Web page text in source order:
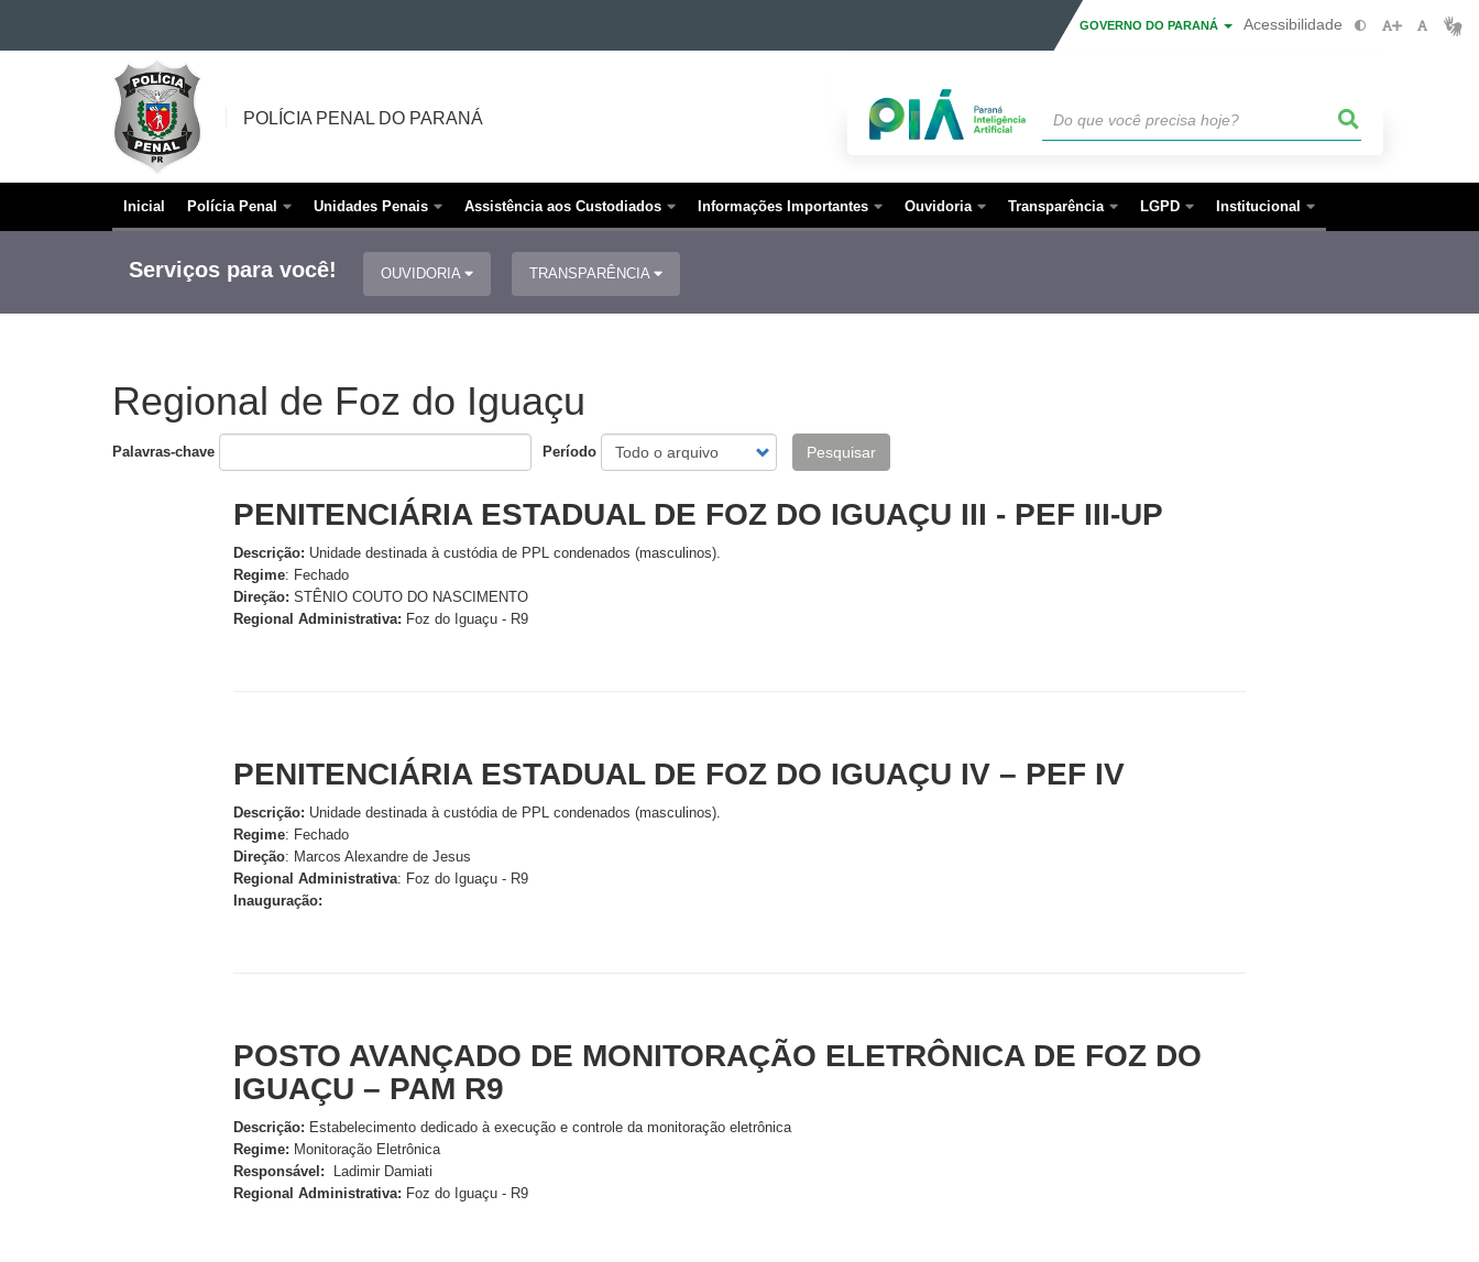
Ir para a navegação
Ir para a busca
GOVERNO DO PARANÁ Acessibilidade
POLÍCIA
PENAL
DO
PARANÁ
POLÍCIA PENAL DO PARANÁ
Navegação
principal
Inicial Polícia Penal Unidades Penais Assistência aos Custodiados Informações Importantes Ouvidoria Transparência LGPD Institucional
Serviços para você! OUVIDORIA TRANSPARÊNCIA
Regional de Foz do Iguaçu
Palavras-chave Período Pesquisar
PENITENCIÁRIA ESTADUAL DE FOZ DO IGUAÇU III - PEF III-UP
Descrição: Unidade destinada à custódia de PPL condenados (masculinos).
Regime: Fechado
Direção: STÊNIO COUTO DO NASCIMENTO
Regional Administrativa: Foz do Iguaçu - R9
PENITENCIÁRIA ESTADUAL DE FOZ DO IGUAÇU IV – PEF IV
Descrição: Unidade destinada à custódia de PPL condenados (masculinos).
Regime: Fechado
Direção: Marcos Alexandre de Jesus
Regional Administrativa: Foz do Iguaçu - R9
Inauguração:
POSTO AVANÇADO DE MONITORAÇÃO ELETRÔNICA DE FOZ DO
IGUAÇU – PAM R9
Descrição: Estabelecimento dedicado à execução e controle da monitoração eletrônica
Regime: Monitoração Eletrônica
Responsável: Ladimir Damiati
Regional Administrativa: Foz do Iguaçu - R9